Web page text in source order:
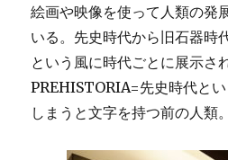
絵画や映像を使って人類の発
いる。先史時代から旧石器時
という風に時代ごとに展示さ
PREHISTORIA=先史時代と
しまうと文字を持つ前の人類。